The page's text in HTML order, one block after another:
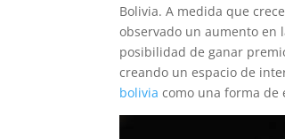
Bolivia. A medida que
observado un aumento en
posibilidad de ganar
creando un espacio de
bolivia como una forma